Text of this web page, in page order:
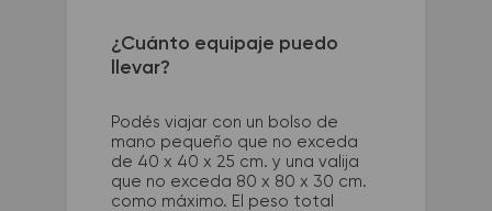
¿Cuánto equipaje puedo
llevar?
Podés viajar con un bolso de
mano pequeño que no exceda
de 40 x 40 x 25 cm. y una valija
que no exceda 80 x 80 x 30 cm.
como máximo. El peso total